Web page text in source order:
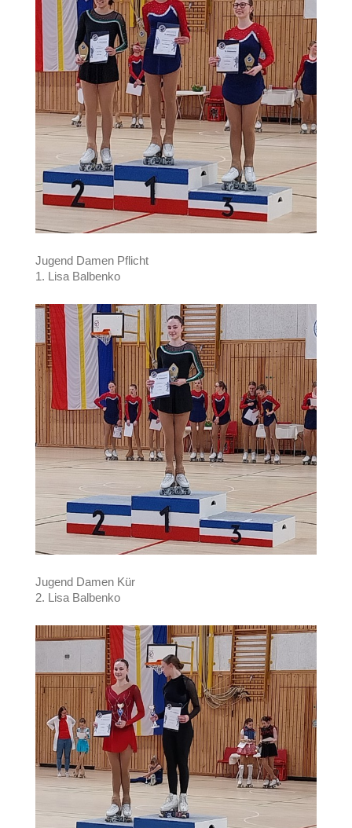
Jugend Damen Pflicht
1. Lisa Balbenko
Jugend Damen Kür
2. Lisa Balbenko